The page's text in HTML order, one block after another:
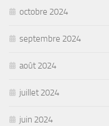
octobre 2024
septembre 2024
août 2024
juillet 2024
juin 2024